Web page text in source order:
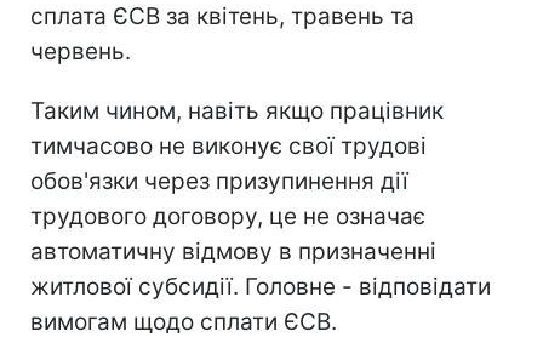
сплата ЄСВ за квітень, травень та
червень.
Таким чином, навіть якщо працівник
тимчасово не виконує свої трудові
обов'язки через призупинення дії
трудового договору, це не означає
автоматичну відмову в призначенні
житлової субсидії. Головне - відповідати
вимогам щодо сплати ЄСВ.